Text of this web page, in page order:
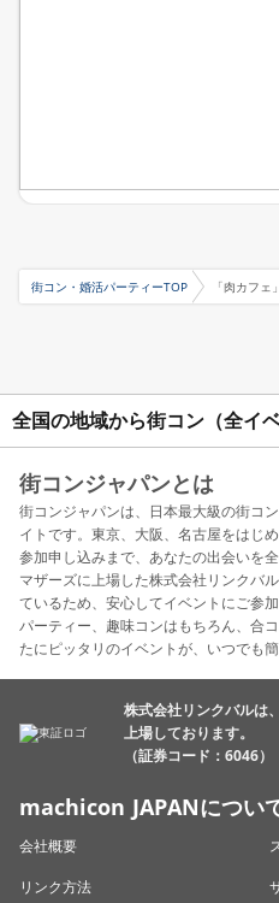
街コン・婚活パーティーTOP 「肉カフ
全国の地域から街コン（全イ
街コンジャパンとは
街コンジャパンは、日本最大級の街コ
イトです。東京、大阪、名古屋をはじ
参加申し込みまで、あなたの出会いを
マザーズに上場した株式会社リンクバ
ているため、安心してイベントにご参
パーティー、趣味コンはもちろん、合
たにピッタリのイベントが、いつでも簡
株式会社リンクバルは
上場しております。
（証券コード：6046）
machicon JAPANについ
会社概要
リンク方法